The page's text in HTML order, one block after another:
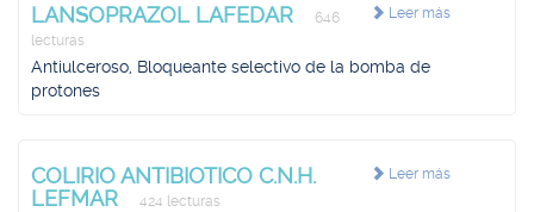
Leer más
LANSOPRAZOL LAFEDAR
646
lecturas
Antiulceroso, Bloqueante selectivo de la bomba de
protones
Leer más
COLIRIO ANTIBIOTICO C.N.H.
LEFMAR
424 lecturas